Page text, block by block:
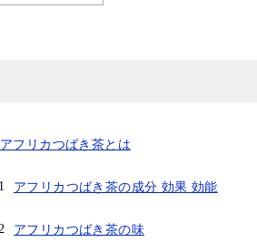
アフリカつばき茶とは
アフリカつばき茶の成分 効果 効能
アフリカつばき茶の味